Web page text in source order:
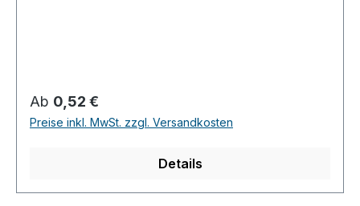
Regulärer Preis:
Ab 0,52 €
Preise inkl. MwSt. zzgl. Versandkosten
Details